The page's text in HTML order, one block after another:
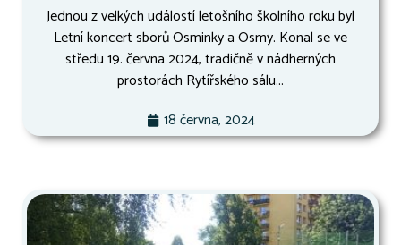
Jednou z velkých událostí letošního školního roku byl
Letní koncert sborů Osminky a Osmy. Konal se ve
středu 19. června 2024, tradičně v nádherných
prostorách Rytířského sálu...
18 června, 2024